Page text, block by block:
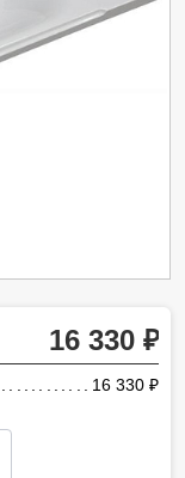
16 330
16 330